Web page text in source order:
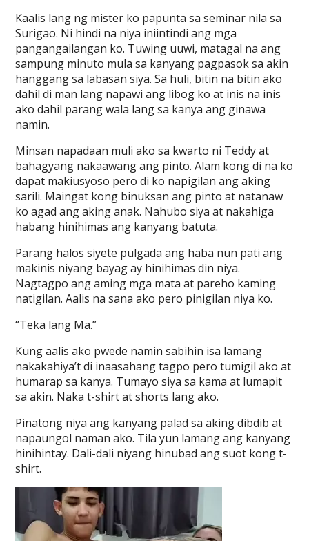
Kaalis lang ng mister ko papunta sa seminar nila sa
Surigao. Ni hindi na niya iniintindi ang mga
pangangailangan ko. Tuwing uuwi, matagal na ang
sampung minuto mula sa kanyang pagpasok sa akin
hanggang sa labasan siya. Sa huli, bitin na bitin ako
dahil di man lang napawi ang libog ko at inis na inis
ako dahil parang wala lang sa kanya ang ginawa
namin.
Minsan napadaan muli ako sa kwarto ni Teddy at
bahagyang nakaawang ang pinto. Alam kong di na ko
dapat makiusyoso pero di ko napigilan ang aking
sarili. Maingat kong binuksan ang pinto at natanaw
ko agad ang aking anak. Nahubo siya at nakahiga
habang hinihimas ang kanyang batuta.
Parang halos siyete pulgada ang haba nun pati ang
makinis niyang bayag ay hinihimas din niya.
Nagtagpo ang aming mga mata at pareho kaming
natigilan. Aalis na sana ako pero pinigilan niya ko.
“Teka lang Ma.”
Kung aalis ako pwede namin sabihin isa lamang
nakakahiya’t di inaasahang tagpo pero tumigil ako at
humarap sa kanya. Tumayo siya sa kama at lumapit
sa akin. Naka t-shirt at shorts lang ako.
Pinatong niya ang kanyang palad sa aking dibdib at
napaungol naman ako. Tila yun lamang ang kanyang
hinihintay. Dali-dali niyang hinubad ang suot kong t-
shirt.